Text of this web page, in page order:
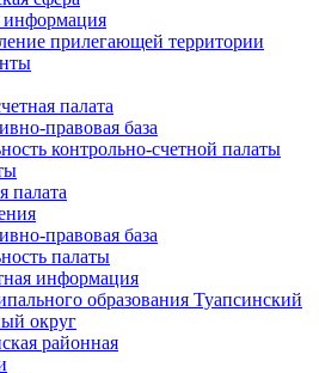
прилегающей территории
палата
правовая база
контрольно-счетной палаты
палата
правовая база
палаты
информация
образования Туапсинский
округ
районная